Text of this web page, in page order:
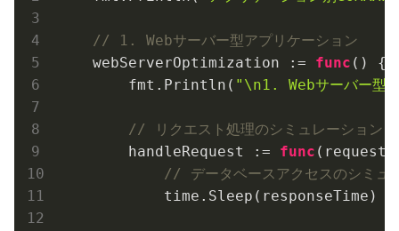
// 1. Webサーバー型アプリケーション
    webServerOptimization :=
func ()
{
        fmt.Println(
"\n1. Webサーバー型
// リクエスト処理のシミュレーション
        handleRequest :=
func
// データベースアクセスのシミュ
            time.Sleep(responseTime)